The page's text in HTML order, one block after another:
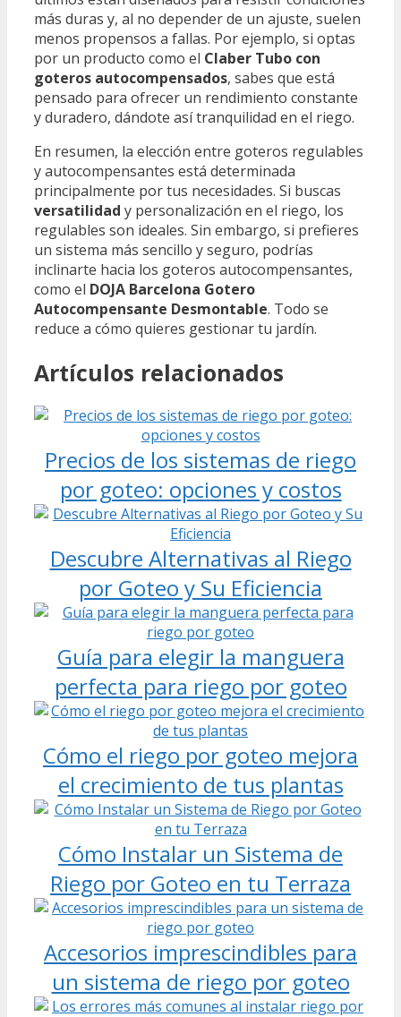
más duras y, al no depender de un ajuste, suelen
menos propensos a fallas. Por ejemplo, si optas
por un producto como el Claber Tubo con
goteros autocompensados, sabes que está
pensado para ofrecer un rendimiento constante
y duradero, dándote así tranquilidad en el riego.
En resumen, la elección entre goteros regulables
y autocompensantes está determinada
principalmente por tus necesidades. Si buscas
versatilidad y personalización en el riego, los
regulables son ideales. Sin embargo, si prefieres
un sistema más sencillo y seguro, podrías
inclinarte hacia los goteros autocompensantes,
como el DOJA Barcelona Gotero
Autocompensante Desmontable. Todo se
reduce a cómo quieres gestionar tu jardín.
Artículos relacionados
Precios de los sistemas de riego
por goteo: opciones y costos
Descubre Alternativas al Riego
por Goteo y Su Eficiencia
Guía para elegir la manguera
perfecta para riego por goteo
Cómo el riego por goteo mejora
el crecimiento de tus plantas
Cómo Instalar un Sistema de
Riego por Goteo en tu Terraza
Accesorios imprescindibles para
un sistema de riego por goteo